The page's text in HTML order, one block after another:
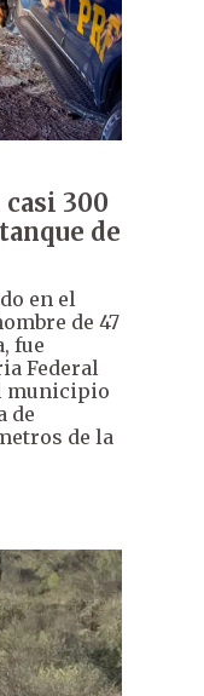
300
de
en el
de 47
fue
Federal
municipio
de
de la